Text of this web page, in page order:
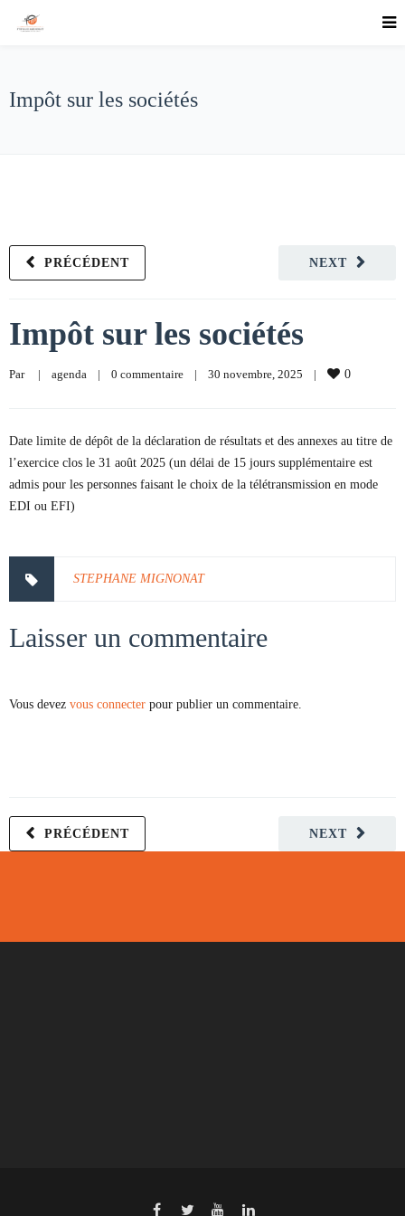
Impôt sur les sociétés
NEXT
PRÉCÉDENT
Impôt sur les sociétés
Par | agenda | 0 commentaire | 30 novembre, 2025 | 0
Date limite de dépôt de la déclaration de résultats et des annexes au titre de
l’exercice clos le 31 août 2025 (un délai de 15 jours supplémentaire est
admis pour les personnes faisant le choix de la télétransmission en mode
EDI ou EFI)
STEPHANE MIGNONAT
Laisser un commentaire
Vous devez vous connecter pour publier un commentaire.
NEXT
PRÉCÉDENT